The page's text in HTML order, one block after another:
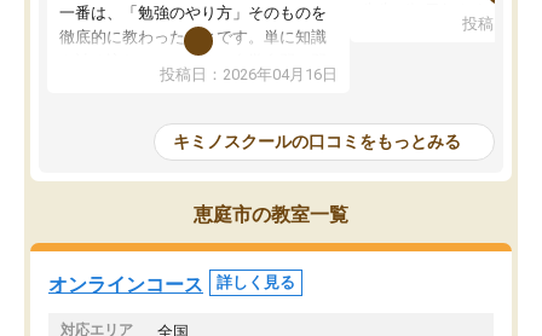
一番は、「勉強のやり方」そのものを
徹底的に教わったことです。単に知識
を詰め込むのではなく、自学自習の習
慣が身につくよう並走してくれるの
はなくなりました。
講師の方との距離も近く、親身なコー
チングのおかげで、停滞期もモチベー
ションを維持できました。「やらされ
る勉強」から「目標のための勉強」へ
意識が変わったことが、目標校への合
投稿日：2026年04月16日
を明確にしてくれるの
の仕方をコーチングして
ルなので、家での学習習
身につきました。結果と
た。自分から学ぶ姿勢を
投稿日：
キミノスクールの口コミをもっとみる
恵庭市の教室一覧
オンラインコース 詳しく見る
対応エリア 全国